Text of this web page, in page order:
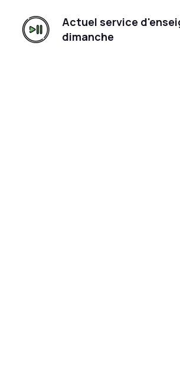
Actuel service
dimanche